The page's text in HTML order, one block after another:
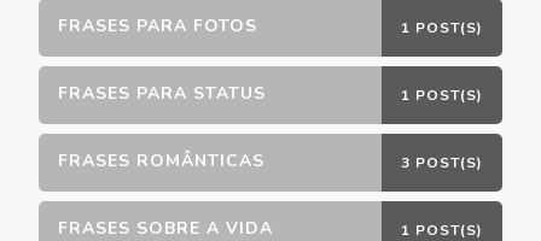
FRASES PARA FOTOS 1 POST(S)
FRASES PARA STATUS 1 POST(S)
FRASES ROMÂNTICAS 3 POST(S)
FRASES SOBRE A VIDA 1 POST(S)